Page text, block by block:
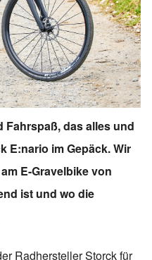
Fahrspaß, das alles und
E:nario im Gepäck. Wir
E-Gravelbike von
ist und wo die
Radhersteller Storck für